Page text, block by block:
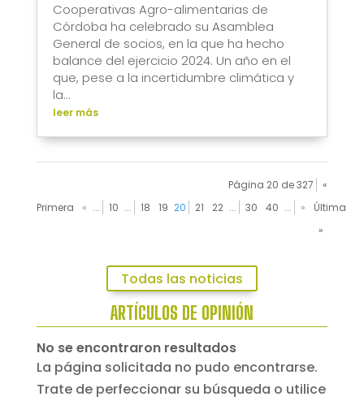
Cooperativas Agro-alimentarias de
Córdoba ha celebrado su Asamblea
General de socios, en la que ha hecho
balance del ejercicio 2024. Un año en el
que, pese a la incertidumbre climática y
la...
leer más
Página 20 de 327
«
Primera
« ... 10 ... 18 19 20 21 22 ... 30 40 ... »
Última
»
Todas las noticias
ARTÍCULOS DE OPINIÓN
No se encontraron resultados
La página solicitada no pudo encontrarse.
Trate de perfeccionar su búsqueda o utilice